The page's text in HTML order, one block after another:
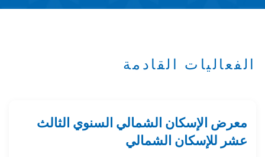
الفعاليات القادمة
معرض الإسكان الشمالي السنوي الثالث
عشر للإسكان الشمالي